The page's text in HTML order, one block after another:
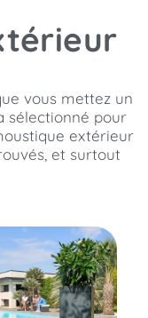
vous mettez un
sélectionné pour
extérieur
et surtout